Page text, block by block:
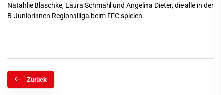
Natahlie Blaschke, Laura Schmahl und Angelina Dieter, die alle in der
B-Juniorinnen Regionalliga beim FFC spielen.
Zurück